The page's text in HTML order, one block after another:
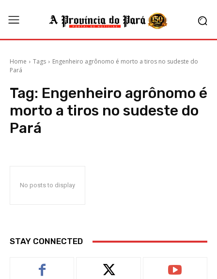
Home Tags
Engenheiro agrônomo é morto a tiros no sudeste do
Pará
Tag: Engenheiro agrônomo é
morto a tiros no sudeste do
Pará
No posts to display
STAY CONNECTED